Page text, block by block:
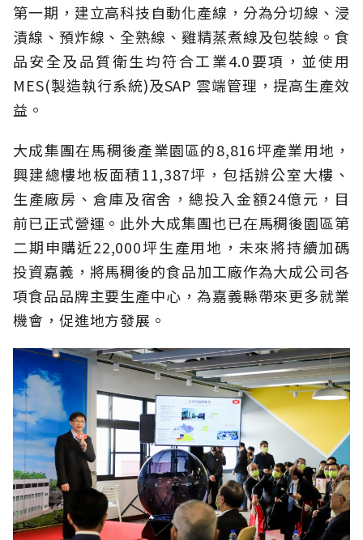
第一期，建立高科技自動化產線，分為分切線、浸
漬線、預炸線、全熟線、雞精蒸煮線及包裝線。食
品安全及品質衛生均符合工業4.0要項，並使用
MES(製造執行系統)及SAP 雲端管理，提高生產效
益。
大成集團在馬稠後產業園區的8,816坪產業用地，
興建總樓地板面積11,387坪，包括辦公室大樓、
生產廠房、倉庫及宿舍，總投入金額24億元，目
前已正式營運。此外大成集團也已在馬稠後園區第
二期申購近22,000坪生產用地，未來將持續加碼
投資嘉義，將馬稠後的食品加工廠作為大成公司各
項食品品牌主要生產中心，為嘉義縣帶來更多就業
機會，促進地方發展。